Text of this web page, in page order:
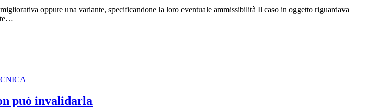
oppure una variante, specificandone la loro eventuale ammissibilità Il caso in oggetto riguardava
può invalidarla